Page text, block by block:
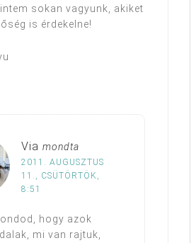
sokan vagyunk, akiket
is érdekelne!
Via mondta
2011. AUGUSZTUS
11., CSÜTÖRTÖK,
8:51
hogy azok
mi van rajtuk,